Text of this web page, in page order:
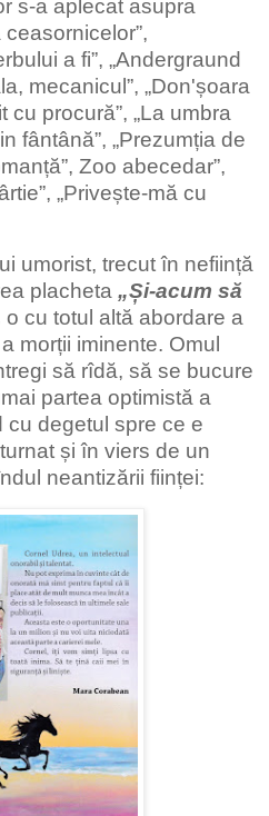
s-a aplecat asupra
a fi”, „Andergraund
mecanicul”, „Don'șoara
cu procură”, „La umbra
fântână”, „Prezumția de
Zoo abecedar”,
„Privește-mă cu
umorist, trecut în neființă
placheta „Și-acum să
o cu totul altă abordare a
morții iminente. Omul
să rîdă, să se bucure
partea optimistă a
cu degetul spre ce e
și în viers de un
neantizării ființei: